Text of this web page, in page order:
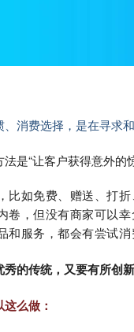
消费选择，是在寻求
是“让客户获得意外的
比如免费、赠送、打
卷，但没有商家可以
和服务，都会有尝试
的传统，又要有所创
么做：